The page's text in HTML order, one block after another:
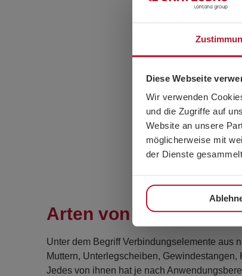
Diese Webseite
Wir verwenden
und die Zugriffe auf
Website an unsere
möglicherweise mit
der Dienste
Arten von
Unter dem Begriff Verbindungselemente aus
Muttern, Unterlegscheiben,
Jedes von ihnen hat je nach